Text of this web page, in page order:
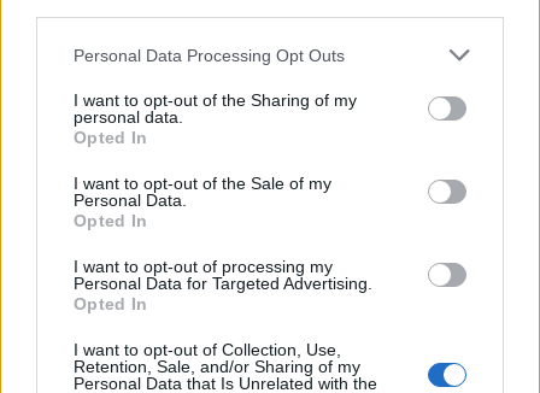
Personal Data Processing Opt Outs
I want to opt-out of the Sharing of my
personal data.
Opted In
I want to opt-out of the Sale of my
Personal Data.
Opted In
I want to opt-out of processing my
Personal Data for Targeted Advertising.
Opted In
I want to opt-out of Collection, Use,
Retention, Sale, and/or Sharing of my
Personal Data that Is Unrelated with the
Esonero dal versamento dei contributi previdenziali
indeterminato nel bienni
inps
2026-01-30
per l'assunzione di giovani lavoratori ( art. 1 comma 10-15
L. 178/
inps
6.621 euro